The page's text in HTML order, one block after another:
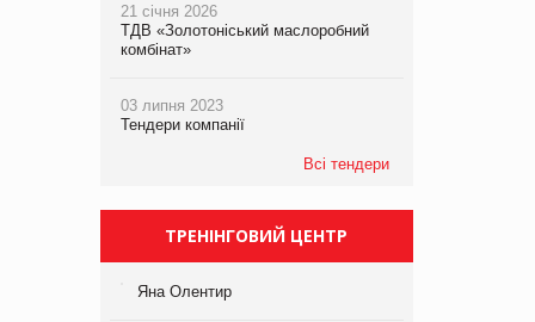
21 січня 2026
ТДВ «Золотоніський маслоробний
комбінат»
03 липня 2023
Тендери компанії
Всі тендери
ТРЕНІНГОВИЙ ЦЕНТР
Яна Олентир